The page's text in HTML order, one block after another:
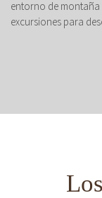
entorno de montaña
excursiones para